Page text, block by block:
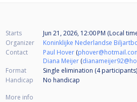
Starts
Jun 21, 2026, 12:00 PM (Local
Organizer
Koninklijke Nederlandse
Contact
Paul Hover (
Diana Meijer (
Format
Single elimination (4participants)
Handicap
No handicap
More info